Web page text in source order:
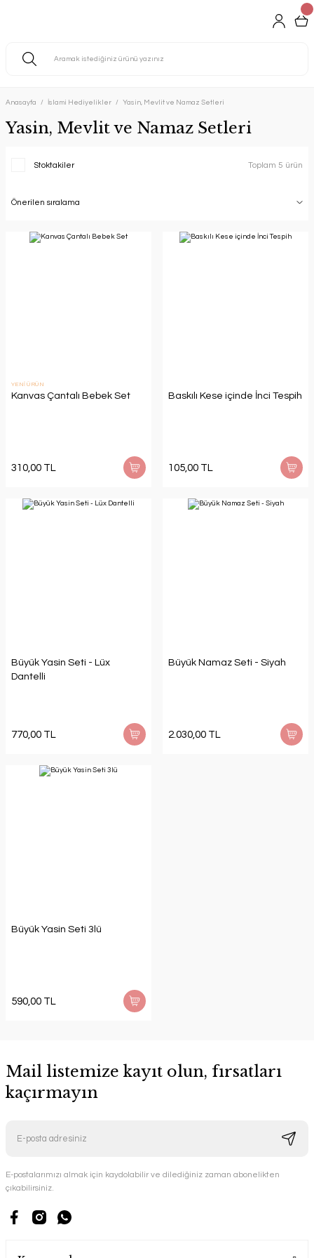
Anasayfa İslami Hediyelikler Yasin, Mevlit ve Namaz Setleri
Yasin, Mevlit ve Namaz Setleri
Stoktakiler Toplam 5 ürün
YENİ ÜRÜN
Kanvas Çantalı Bebek Set
310,00 TL
Baskılı Kese içinde İnci Tespih
105,00 TL
Büyük Yasin Seti - Lüx
Dantelli
770,00 TL
Büyük Namaz Seti - Siyah
2.030,00 TL
Büyük Yasin Seti 3lü
590,00 TL
Mail listemize kayıt olun, fırsatları
kaçırmayın
E-postalarımızı almak için kaydolabilir ve dilediğiniz zaman abonelikten
çıkabilirsiniz.